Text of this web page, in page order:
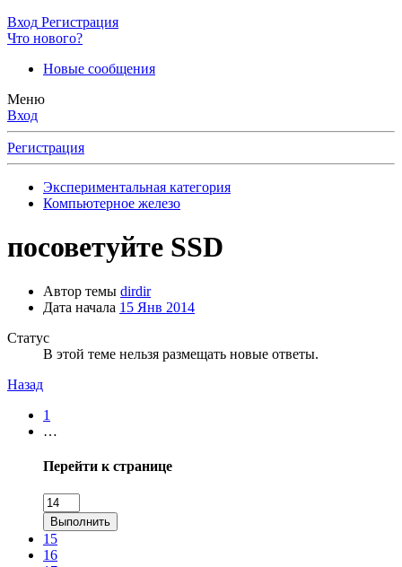
Вход Регистрация
Что нового?
Новые сообщения
Меню
Вход
Регистрация
Экспериментальная категория
Компьютерное железо
посоветуйте SSD
Автор темы dirdir
Дата начала 15 Янв 2014
Статус
В этой теме нельзя размещать новые ответы.
Назад
1
…
Перейти к странице
Выполнить
15
16